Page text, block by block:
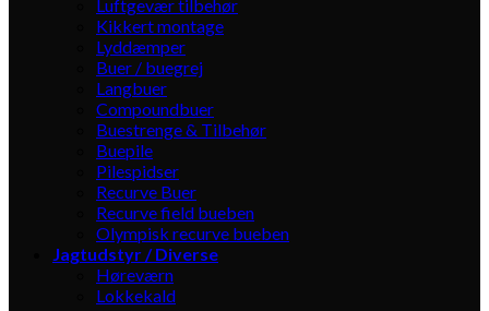
Luftgevær tilbehør
Kikkert montage
Lyddæmper
Buer / buegrej
Langbuer
Compoundbuer
Buestrenge & Tilbehør
Buepile
Pilespidser
Recurve Buer
Recurve field bueben
Olympisk recurve bueben
Jagtudstyr / Diverse
Høreværn
Lokkekald